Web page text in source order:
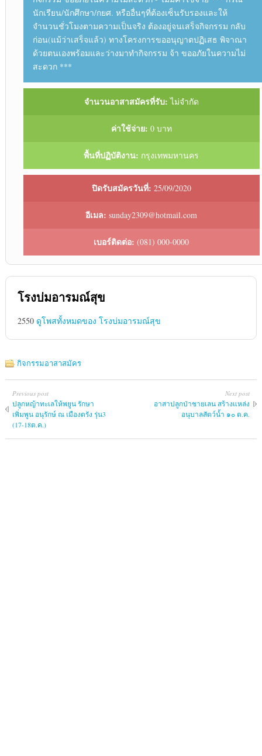
นักเรียน/นักศึกษา/กยศ. หรืออื่นๆที่ต้องเซ็นรับรองและให้
จำนวนชั่วโมงตามความเป็นจริง ต้องอยู่จนเสร็จกิจกรรม กลับ
ก่อน(แม้ว่าเสร็จแล้ว) ทางโครงการขออนุญาตปฏิเสธ พิจาณา
ด้วยตนเองพร้อมและว่างมาทำกิจกรรม จ้า ขออภัยในความไม่
สะดวก ***
จำนวนอาสาสมัครที่รับ: ไม่จำกัด
ค่าใช้จ่าย: 0 บาท
พื้นที่ปฏิบัติงาน: กรุงเทพมหานคร
ปิดรับสมัครวันที่: 25/09/2020
อีเมล: sunday2309@hotmail.com
เบอร์ติดต่อ: (081) 000-0000
โรงบ่มอารมณ์สุข
2550 ดูโพสทั้งหมดของ โรงบ่มอารมณ์สุข
กิจกรรมอาสาสมัคร
Previous post
ปลูกหญ้าทะเลให้พยูน รักษา
เพิ่มพูน อนุรักษ์ ณ เมืองตรัง รุ่น3
(17-18ต.ค.)
Next post
อาสาปลูกป่าชายเลน สร้างแหล่ง
อนุบาลสัตว์น้ำ ๑๐ ต.ค.